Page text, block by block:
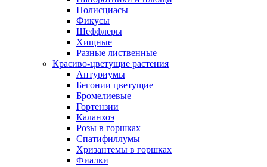
Полисциасы
Фикусы
Шеффлеры
Хищные
Разные лиственные
Красиво-цветущие растения
Антуриумы
Бегонии цветущие
Бромелиевые
Гортензии
Каланхоэ
Розы в горшках
Спатифиллумы
Хризантемы в горшках
Фиалки